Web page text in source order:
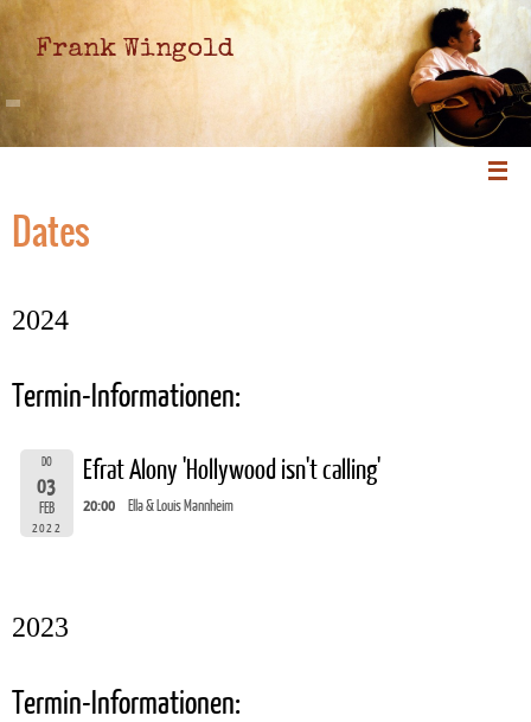
Frank Wingold
Dates
2024
Termin-Informationen:
DO
03
FEB
2022
Efrat Alony 'Hollywood isn't calling'
20:00 Ella & Louis Mannheim
2023
Termin-Informationen: